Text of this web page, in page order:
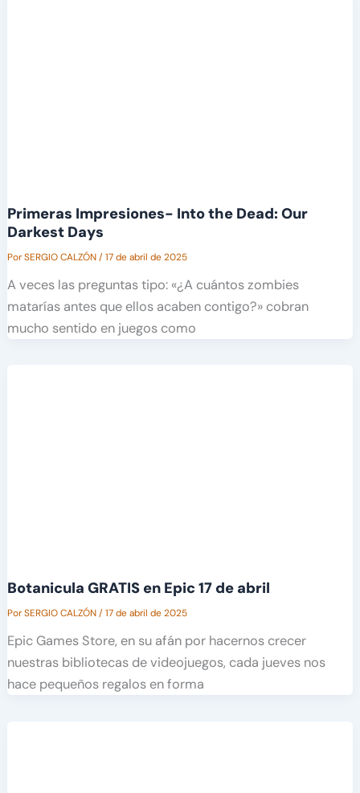
Primeras Impresiones- Into the Dead: Our
Darkest Days
PorSERGIO CALZÓN/17 de abril de 2025
A veces las preguntas tipo: «¿A cuántos zombies
matarías antes que ellos acaben contigo?» cobran
mucho sentido en juegos como
Botanicula GRATIS en Epic 17 de abril
PorSERGIO CALZÓN/17 de abril de 2025
Epic Games Store, en su afán por hacernos crecer
nuestras bibliotecas de videojuegos, cada jueves nos
hace pequeños regalos en forma